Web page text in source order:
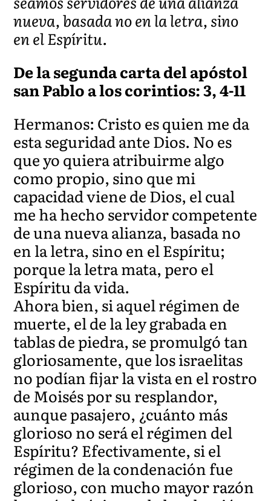
nueva, basada no en la letra, sino
en el Espíritu.
De la segunda carta del apóstol
san Pablo a los corintios: 3, 4-11
Hermanos: Cristo es quien me da
esta seguridad ante Dios. No es
que yo quiera atribuirme algo
como propio, sino que mi
capacidad viene de Dios, el cual
me ha hecho servidor competente
de una nueva alianza, basada no
en la letra, sino en el Espíritu;
porque la letra mata, pero el
Espíritu da vida.
Ahora bien, si aquel régimen de
muerte, el de la ley grabada en
tablas de piedra, se promulgó tan
gloriosamente, que los israelitas
no podían fijar la vista en el rostro
de Moisés por su resplandor,
aunque pasajero, ¿cuánto más
glorioso no será el régimen del
Espíritu? Efectivamente, si el
régimen de la condenación fue
glorioso, con mucho mayor razón